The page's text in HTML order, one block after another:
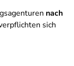
nach
sich